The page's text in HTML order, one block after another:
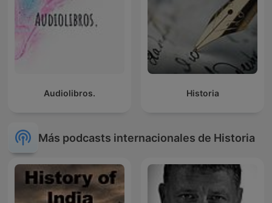
Audiolibros. Historia
Más podcasts internacionales de Historia